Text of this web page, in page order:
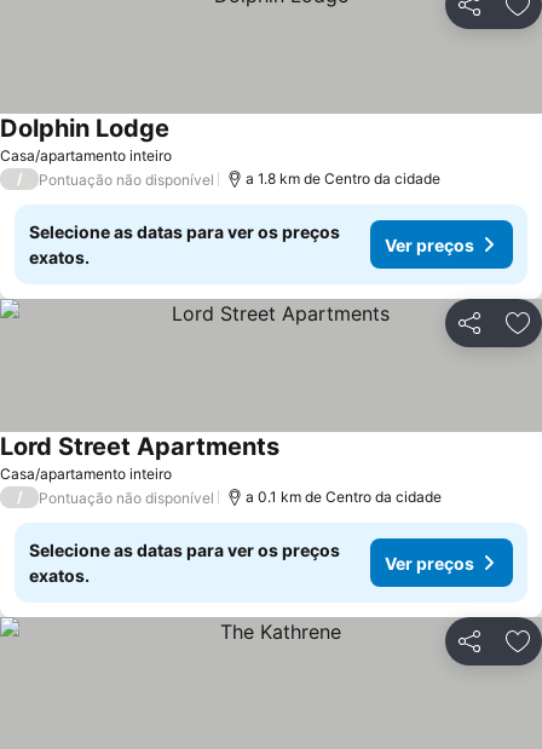
Partilhar
Casa/apartamento inteiro
Dolphin Lodge
/ Pontuação não disponível a 1.8 km de Centro da cidade
Selecione as datas para ver os preços
exatos.
Ver preços
Partilhar
Casa/apartamento inteiro
Lord Street Apartments
/ Pontuação não disponível a 0.1 km de Centro da cidade
Selecione as datas para ver os preços
exatos.
Ver preços
Partilhar